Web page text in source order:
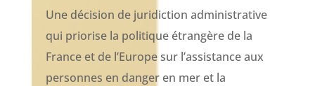
Une décision de juridiction administrative
qui priorise la politique étrangère de la
France et de l’Europe sur l’assistance aux
personnes en danger en mer et la